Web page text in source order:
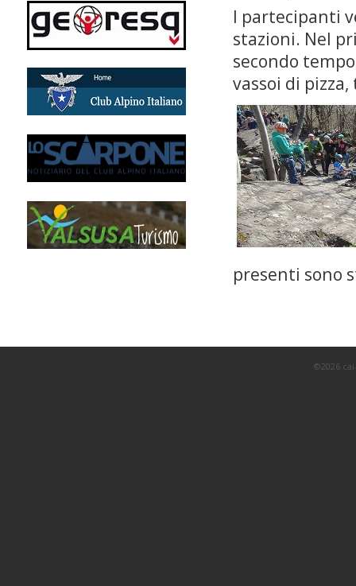
I partecipanti
stazioni. Nel
secondo
vassoi di
presenti sono
©2026